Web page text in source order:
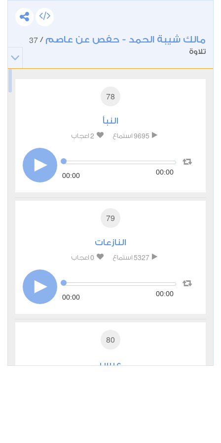
مالك شيبة الحمد - حفص عن عاصم /
37
تلاوة
78
النبأ
9695 استماع 2 اعجاب
00:00 00:00
79
النازعات
5327 استماع 0 اعجاب
00:00 00:00
80
عبس